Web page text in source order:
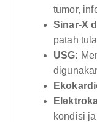
tumor,
Sinar-X
patah
USG:
kondisi